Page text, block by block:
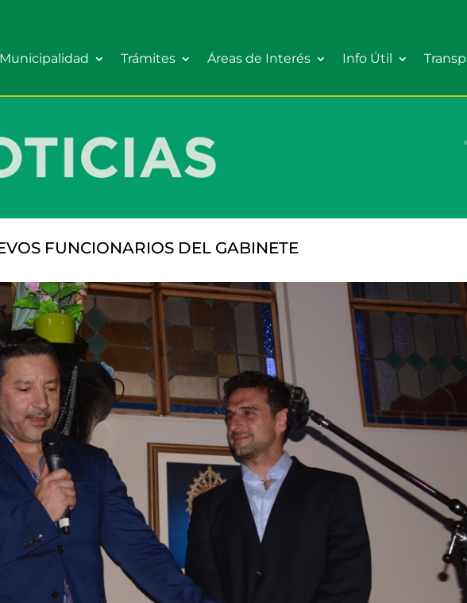
Municipalidad Trámites Áreas de Interés Info Útil
FUNCIONARIOS DEL GABINETE